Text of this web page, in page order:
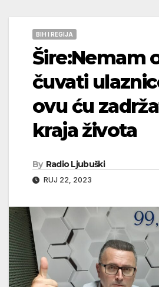
BIH I REGIJA
Šire:Nemam
čuvati
ovu ću
kraja života
By Radio Ljubuški
RUJ 22, 2023